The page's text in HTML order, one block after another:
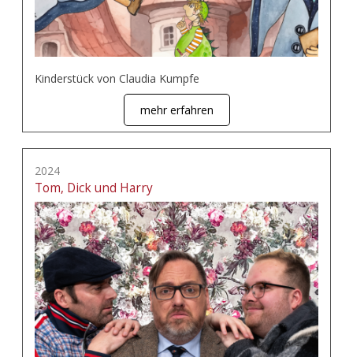
Kinderstück von Claudia Kumpfe
mehr erfahren
2024
Tom, Dick und Harry